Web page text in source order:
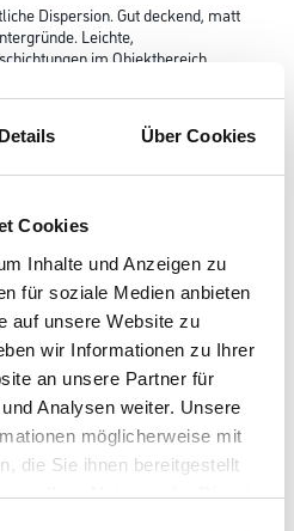
Details Über Cookies
Cookies
Inhalte und Anzeigen zu
für soziale Medien anbieten
auf unsere Website zu
wir Informationen zu Ihrer
an unsere Partner für
Analysen weiter. Unsere
möglicherweise mit
die Sie ihnen bereitgestellt
Ihrer Nutzung der Dienste
Dispersion. Gut deckend, matt
Leichte,
im Objektbereich.